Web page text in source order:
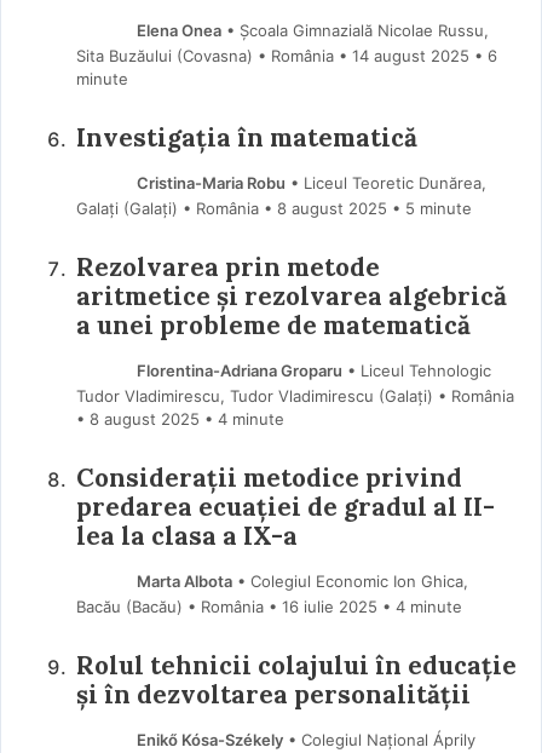
Elena Onea• Școala Gimnazială Nicolae Russu,
Sita Buzăului (Covasna) • România
14 august 2025 • 6
minute
Investigația în matematică
Cristina-Maria Robu • Liceul Teoretic Dunărea,
Galați (Galaţi) • România
8 august 2025 • 5 minute
Rezolvarea prin metode
aritmetice și rezolvarea algebrică
a unei probleme de matematică
Florentina-Adriana Groparu • Liceul Tehnologic
Tudor Vladimirescu, Tudor Vladimirescu (Galaţi) • România
8 august 2025 • 4 minute
Considerații metodice privind
predarea ecuației de gradul al II-
lea la clasa a IX-a
Marta Albota• Colegiul Economic Ion Ghica,
Bacău (Bacău) • România
16 iulie 2025 • 4 minute
Rolul tehnicii colajului în educație
și în dezvoltarea personalității
Enikő Kósa-Székely• Colegiul Național Áprily